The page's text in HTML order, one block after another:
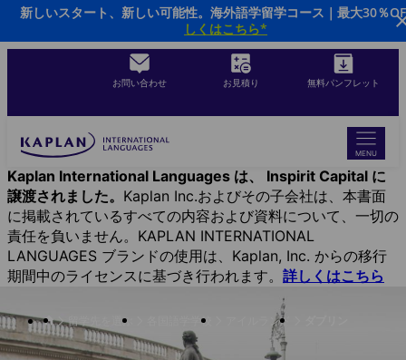
Skip
main
お問い合わせ お見積り 無料パンフレット
MENU
Kaplan International Languages は、 Inspirit Capital に
譲渡されました。 Kaplan Inc.およびその子会社は、本書面
に掲載されているすべての内容および資料について、一切の
責任を負いません。KAPLAN INTERNATIONAL
LANGUAGES ブランドの使用は、Kaplan, Inc. からの移行
期間中のライセンスに基づき行われます。 詳しくはこちら
新しいスタート、新しい可能性。海外語学留学コース｜最大30％
しくはこちら*
留学先を選ぶ 各国語学学校 アイルランド